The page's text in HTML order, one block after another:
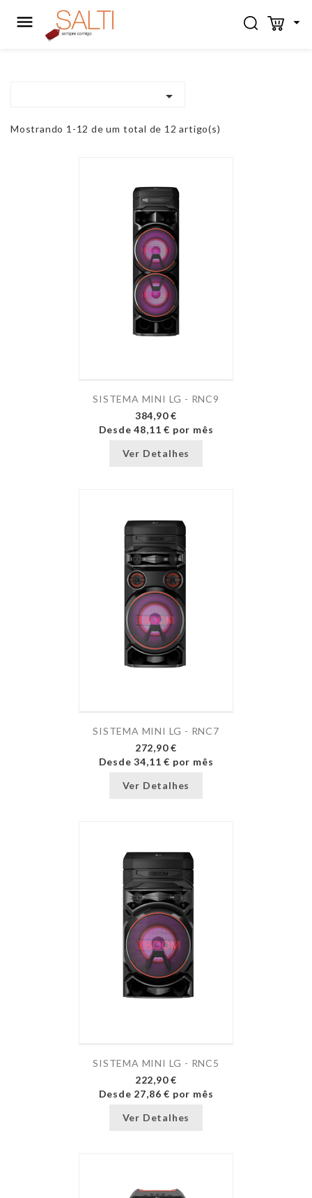
 

Mostrando 1-12 de um total de 12 artigo(s)
SISTEMA MINI LG - RNC9
384,90 €
Desde48,11 € por mês
Ver Detalhes
SISTEMA MINI LG - RNC7
272,90 €
Desde34,11 € por mês
Ver Detalhes
SISTEMA MINI LG - RNC5
222,90 €
Desde 27,86 € por mês
Ver Detalhes